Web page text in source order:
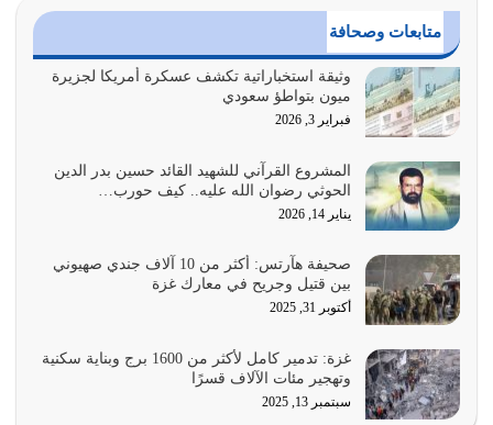
القرآن الكريم هو أهم مصدر لمعرفة رسول الله معرفة سيرته
معرفة شخصيته معرفة عظمته
يوليو 28, 2026
هل نحن من الصالحين؟ قيِّم نفسك هنا اترك القرآن على أصله
وأعرض نفسك، وأعرض ما لديك على…
عندما يكون عدوك هو عدو الله معناه أن تكون نقاط الضعف
فيه كثيرة وسينصرك الله عليه إذا…
يوليو 26, 2026
أراد الله لهذه الأمة ان تكون خير امة أخرجت للناس بالنهوض
بالأمر بالمعروف والنهي عن…
يوليو 25, 2026
الدين الذي شرعه الله لا يجوز أن يخضع لآرائنا وأهوائنا
متابعات وصحافة
وثيقة استخباراتية تكشف عسكرة أمريكا لجزيرة
ميون بتواطؤ سعودي
فبراير 3, 2026
المشروع القرآني للشهيد القائد حسين بدر الدين
الحوثي رضوان الله عليه.. كيف حورب…
يناير 14, 2026
صحيفة هآرتس: أكثر من 10 آلاف جندي صهيوني
بين قتيل وجريح في معارك غزة
أكتوبر 31, 2025
غزة: تدمير كامل لأكثر من 1600 برج وبناية سكنية
وتهجير مئات الآلاف قسرًا
سبتمبر 13, 2025